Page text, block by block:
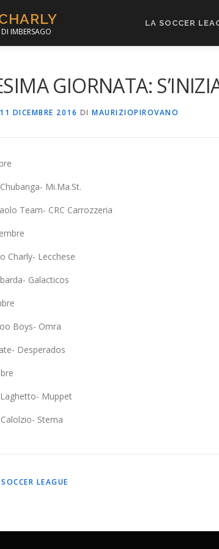
IMBERSAGO
LA SOCCER
GIORNATA:
11 DICEMBRE 2016 DI MAURIZIOPIROVANO
Mi.Ma.St.
Team- CRC Carrozzeria
Charly- Lecchese
Galacticos
Boys- Omra
Desperados
Muppet
Stema
SOCCER LEAGUE